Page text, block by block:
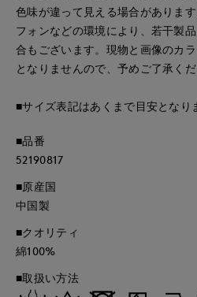
色味が違って見える場合がありま
フォンなどの環境により、若干製
合もございます。現物と画像のカ
となりませんので、予めご了承くだ
■サイズ表記はあくまで目安となり
■品番
52190817
■原産国
中国製
■クオリティ
綿100%
■取扱い方法